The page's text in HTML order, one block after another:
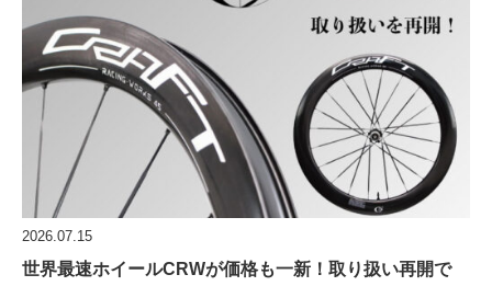
2026.07.15
世界最速ホイールCRWが価格も一新！取り扱い再開で